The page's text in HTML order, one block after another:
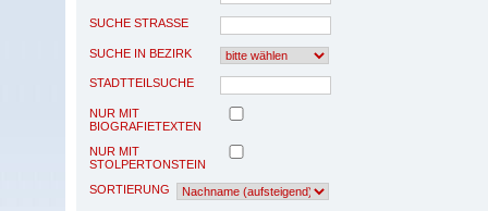
SUCHE STRASSE
SUCHE IN BEZIRK
STADTTEILSUCHE
NUR MIT
BIOGRAFIETEXTEN
NUR MIT
STOLPERTONSTEIN
SORTIERUNG